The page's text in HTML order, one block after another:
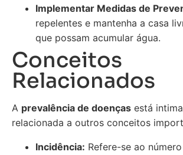
Implementar Medidas de
repelentes e mantenha a casa
que possam acumular água.
Conceitos
Relacionados
A prevalência de doenças está
relacionada a outros conceitos
Incidência: Refere-se ao